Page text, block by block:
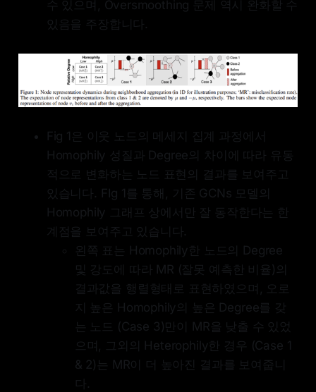
수 있으며, Oversmoothing 문제 역시 완화할 수
있음을 주장합니다.
Fig 1은 이웃 노드의 메세지 집계 과정에서
Homophily 성질과 Degree의 차이에 따라 유동
적으로 변화하는 노드 표현의 결과를 보여주고
있습니다. FIg 1를 통해, 기존 GCNs 모델의
Homophily 그래프 상에서만 잘 동작한다는 한
계점을 보여주고 있습니다.
왼쪽 표는 Homophily한 노드의 Degree
및 강도에 따라 MR (잘못 예측한 비율)의
결과값을 행렬형태로 표현하였으며, 오로
지 높은 Homophily의 높은 Degree를 갖
는 노드 (Case 3)만이 MR을 낮출 수 있었
으며, 그외의 Heterophily한 경우 (Case 1
& 2)는 MR이 더 높아진 결과를 보여줍니
다.